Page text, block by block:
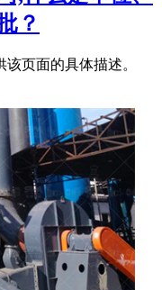
？
页面的具体描述。